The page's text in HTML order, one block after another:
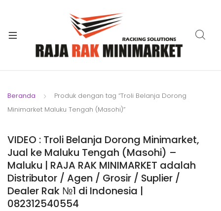
Beranda
Produk dengan tag “Troli Belanja Dorong
Minimarket Maluku Tengah (Masohi)”
VIDEO : Troli Belanja Dorong Minimarket,
Jual ke Maluku Tengah (Masohi) –
Maluku | RAJA RAK MINIMARKET adalah
Distributor / Agen / Grosir / Suplier /
Dealer Rak №1 di Indonesia |
082312540554